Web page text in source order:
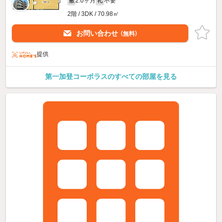
2階 / 3DK / 70.98㎡
お問い合わせ （無料）
提供
第一加登コーポラスのすべての部屋を見る